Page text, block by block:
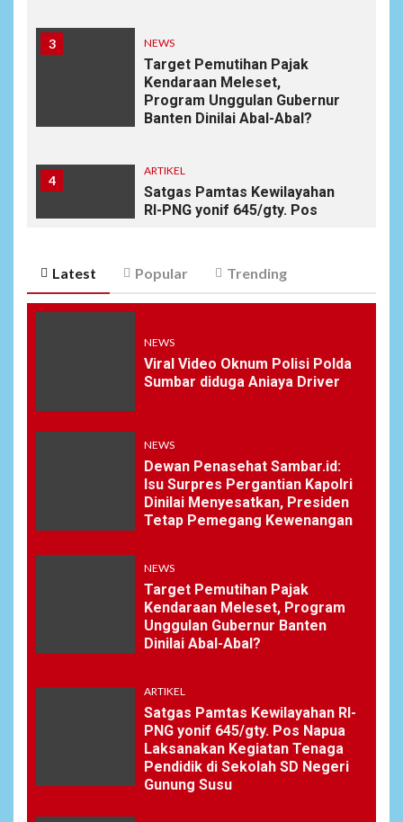
3 NEWS
Target Pemutihan Pajak
Kendaraan Meleset,
Program Unggulan Gubernur
Banten Dinilai Abal-Abal?
4
ARTIKEL
Satgas Pamtas Kewilayahan
RI-PNG yonif 645/gty. Pos
SD Negeri Gunung Susu
5
Soal Dugaan Tenaga Ahli
Fiktif, KPK Diminta
Tongkrongi Pemprov
Banten
NEWS
Bantu Atasi Kesulitan Warga
Perbatasan, Pos Kotis
Satgas Yonarmed
13/Nanggala Distribusikan
NEWS
Siaga Karhutla, APAR hingga
Water Cannon Disiapkan
Bakar Lahan dengan Alasan
Apa Pun
NEWS
Ucapan Diduga
Latest Popular Trending
NEWS
Viral Video Oknum Polisi Polda
Sumbar diduga Aniaya Driver
NEWS
Dewan Penasehat Sambar.id:
Isu Surpres Pergantian Kapolri
Dinilai Menyesatkan, Presiden
Tetap Pemegang Kewenangan
NEWS
Target Pemutihan Pajak
Kendaraan Meleset, Program
Unggulan Gubernur Banten
Dinilai Abal-Abal?
ARTIKEL
Satgas Pamtas Kewilayahan RI-
PNG yonif 645/gty. Pos Napua
Laksanakan Kegiatan Tenaga
Pendidik di Sekolah SD Negeri
Gunung Susu